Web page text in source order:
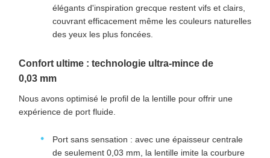
élégants d'inspiration grecque restent vifs et clairs,
couvrant efficacement même les couleurs naturelles
des yeux les plus foncées.
Confort ultime : technologie ultra-mince de
0,03 mm
Nous avons optimisé le profil de la lentille pour offrir une
expérience de port fluide.
Port sans sensation : avec une épaisseur centrale
de seulement 0,03 mm, la lentille imite la courbure